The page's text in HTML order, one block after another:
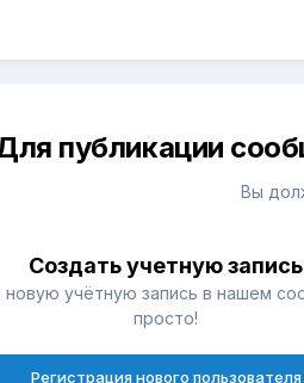
публикации
Вы
Создать учетную запись
новую учётную запись в нашем
просто!
Регистрация нового пользователя